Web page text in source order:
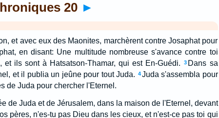
20 ►
et avec eux des Maonites, marchèrent contre Josaphat pour
en disant: Une multitude nombreuse s'avance contre toi
ils sont à Hatsatson-Thamar, qui est En-Guédi.
3 Dans sa
et il publia un jeûne pour tout Juda. 4 Juda s'assembla pour
de Juda pour chercher l'Eternel.
de Juda et de Jérusalem, dans la maison de l'Eternel, devant
pères, n'es-tu pas Dieu dans les cieux, et n'est-ce pas toi qui